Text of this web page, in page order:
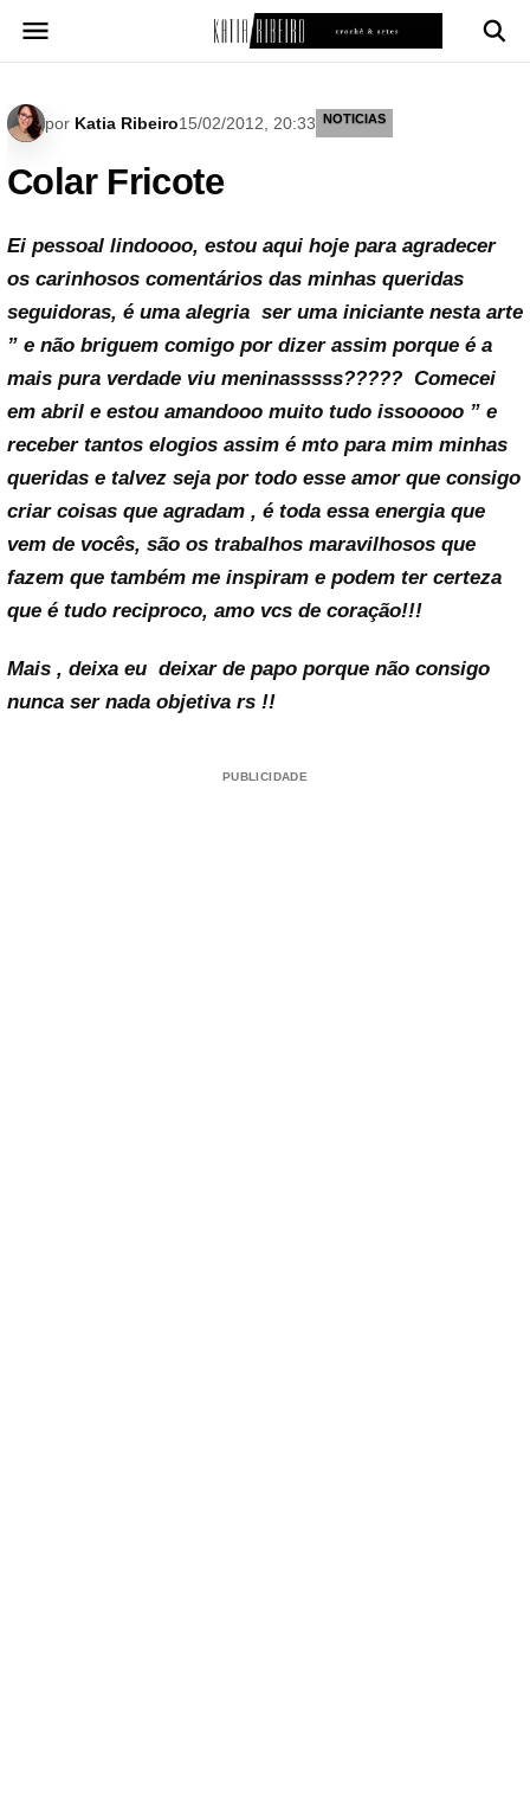
para
por Katia Ribeiro15/02/2012, 20:33 NOTICIAS
Colar Fricote
Ei pessoal lindoooo, estou aqui hoje para agradecer
os carinhosos comentários das minhas queridas
seguidoras, é uma alegria ser uma iniciante nesta arte
” e não briguem comigo por dizer assim porque é a
mais pura verdade viu meninasssss????? Comecei
em abril e estou amandooo muito tudo issooooo ” e
receber tantos elogios assim é mto para mim minhas
queridas e talvez seja por todo esse amor que consigo
criar coisas que agradam , é toda essa energia que
vem de vocês, são os trabalhos maravilhosos que
fazem que também me inspiram e podem ter certeza
que é tudo reciproco, amo vcs de coração!!!
Mais , deixa eu deixar de papo porque não consigo
nunca ser nada objetiva rs !!
PUBLICIDADE